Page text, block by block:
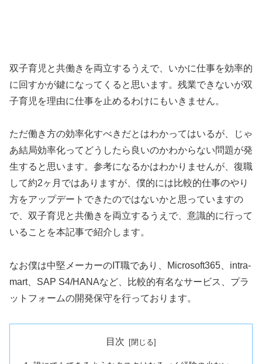
双子育児と共働きを両立するうえで、いかに仕事を効率的
に回すかが鍵になってくると思います。残業できないが双
子育児を理由に仕事を止めるわけにもいきません。
ただ働き方の効率化すべきだとはわかってはいるが、じゃ
あ結局効率化ってどうしたら良いのかわからない問題が発
生すると思います。参考になるかはわかりませんが、復職
して約2ヶ月ではありますが、僕的には比較的仕事のやり
方をアップデートできたのではないかと思っていますの
で、双子育児と共働きを両立するうえで、意識的に行って
いることを本記事で紹介します。
なお僕は中堅メーカーのIT職であり、Microsoft365、intra-
mart、SAP S4/HANAなど、比較的有名なサービス、プラ
ットフォームの開発保守を行っております。
目次